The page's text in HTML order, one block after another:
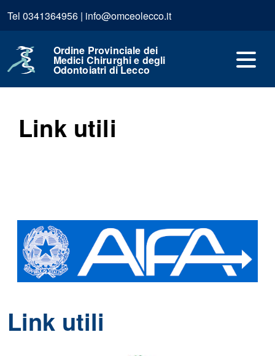
Tel 0341364956 | info@omceolecco.it
Ordine Provinciale dei
Medici Chirurghi e degli
Odontoiatri di Lecco
Home Link utili
Pubblicato: 10 Dicembre 2018
Link utili
Link utili